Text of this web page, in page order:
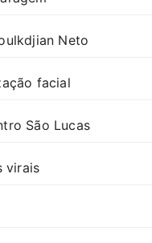
Neto
facial
São Lucas
virais